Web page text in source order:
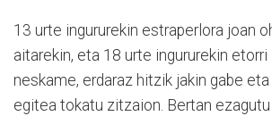
13 urte ingururekin estraperlora joan
aitarekin, eta 18 urte ingururekin etorri
neskame, erdaraz hitzik jakin gabe
egitea tokatu zitzaion. Bertan